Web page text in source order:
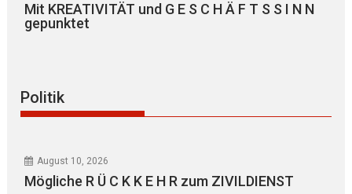
Mit KREATIVITÄT und G E S C H Ä F T S S I N N
gepunktet
Politik
August 10, 2026
Mögliche R Ü C K K E H R zum ZIVILDIENST